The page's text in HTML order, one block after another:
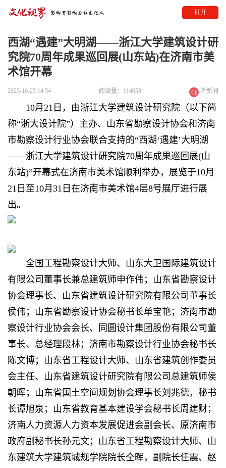
打开
西湖“遇建”大明湖——浙江大学建筑设计研
究院70周年成果巡回展(山东站)在济南市美
术馆开幕
2023-10-25 14:54 阅读量：114658 听新闻
10月21日，由浙江大学建筑设计研究院（以下简
称“浙大设计院”）主办、山东省勘察设计协会和济南
市勘察设计行业协会联合支持的“西湖‘遇建’大明湖
——浙江大学建筑设计研究院70周年成果巡回展(山
东站)”开幕式在济南市美术馆顺利举办，展览于10月
21日至10月31日在济南市美术馆4层8号展厅进行展
出。
全国工程勘察设计大师、山东大卫国际建筑设计
有限公司董事长兼总建筑师申作伟；山东省勘察设计
协会理事长、山东省建筑设计研究院有限公司董事长
侯伟；山东省勘察设计协会秘书长单宝艳；济南市勘
察设计行业协会会长、同圆设计集团股份有限公司董
事长、总经理段林；济南市勘察设计行业协会秘书长
陈文博；山东省工程设计大师、山东省建筑创作委员
会主任、山东省建筑设计研究院有限公司总建筑师侯
朝晖；山东省国土空间规划协会理事长刘兆德，秘书
长谭旭泉；山东省教育基本建设学会秘书长周建财；
济南人力资源人力资本发展促进会副会长、原济南市
政府副秘书长孙元文；山东省工程勘察设计大师、山
东建筑大学建筑城规学院院长仝晖，副院长任震、赵